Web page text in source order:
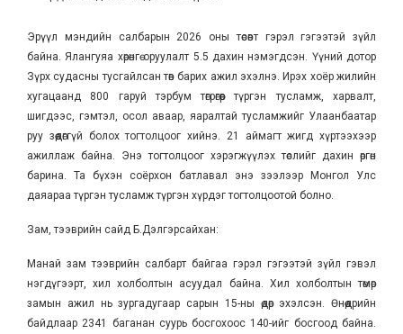
Эрүүл мэндийн салбарын 2026 оны төсөвт гэрэл гэгээтэй зүйл
байна. Ялангуяа хөрөнгө оруулалт 5.5 дахин нэмэгдсэн. Үүний дотор
Зүрх судасны тусгайлсан төв барих ажил эхэлнэ. Ирэх хоёр жилийн
хугацаанд 800 гаруй тэрбум төгрөгөөр түргэн тусламж, харвалт,
шигдээс, гэмтэл, осол аваар, яаралтай тусламжийг Улаанбаатар
руу зөөдөггүй болох тогтолцоог хийнэ. 21 аймагт жигд хүртээхээр
ажиллаж байна. Энэ тогтолцоог хэрэгжүүлэх төслийг дахин өргөн
барина. Та бүхэн соёрхон батлавал энэ зээлээр Монгол Улс
даяараа түргэн тусламж түргэн хүрдэг тогтолцоотой болно.
Зам, тээврийн сайд Б.Дэлгэрсайхан:
Манай зам тээврийн салбарт байгаа гэрэл гэгээтэй зүйл гэвэл
нэгдүгээрт, хил холболтын асуудал байна. Хил холболтын төмөр
замын ажил нь зургадугаар сарын 15-ны өдөр эхэлсэн. Өнөөдрийн
байдлаар 2341 баганан суурь босгохоос 140-ийг босгоод байна.